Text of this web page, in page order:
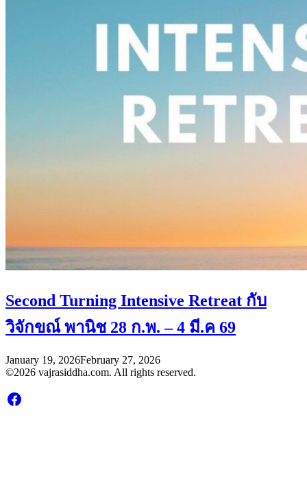
Second Turning Intensive Retreat กับ
วิจักขณ์ พานิช 28 ก.พ. – 4 มี.ค 69
January 19, 2026February 27, 2026
©2026 vajrasiddha.com. All rights reserved.